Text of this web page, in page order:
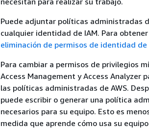
Puede adjuntar políticas administradas
cualquier identidad de IAM. Para
eliminación de permisos de identidad de
Para cambiar a permisos de privilegios
Access Management y Access Analyzer
las políticas administradas de AWS.
puede escribir o generar una política
necesarios para su equipo. Esto es
medida que aprende cómo usa su